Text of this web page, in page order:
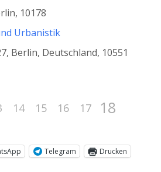
10178
Urbanistik
Berlin, Deutschland, 10551
14 15 16 17 18
Telegram Drucken